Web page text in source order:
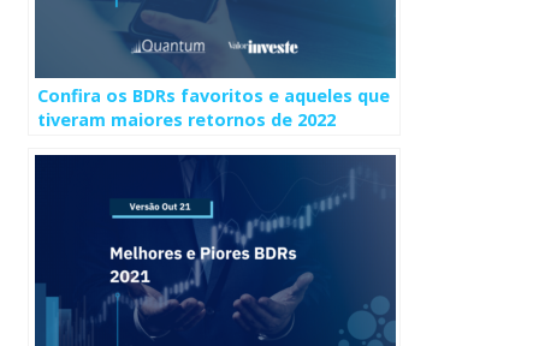
Confira os BDRs favoritos e aqueles que
tiveram maiores retornos de 2022